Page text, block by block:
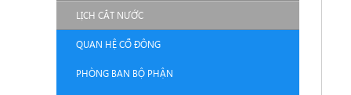
LỊCH CẮT NƯỚC
QUAN HỆ CỔ ĐÔNG
PHÒNG BAN BỘ PHẬN